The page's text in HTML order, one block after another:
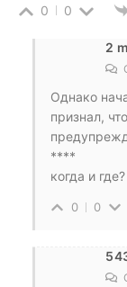
0 0
2
Однако
признал,
****
когда и где?
0 0